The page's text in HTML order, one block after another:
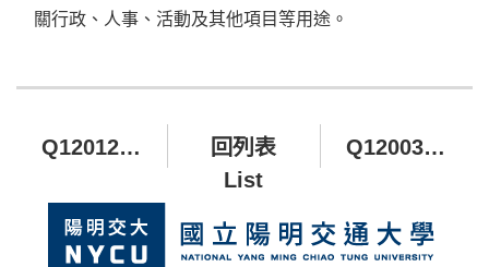
關行政、人事、活動及其他項目等用途。
Q120120 中醫自體免疫暨乾眼症客觀量測實驗室
回列表
List
Q120033 微生物及免疫學研究所暨微生物學科永續發展基金